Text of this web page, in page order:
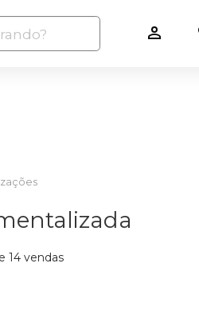
14 vendas